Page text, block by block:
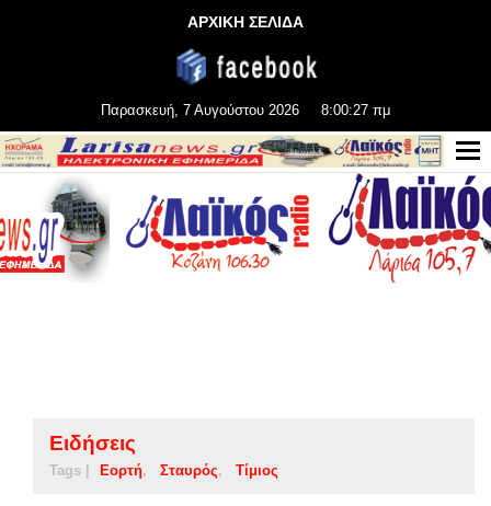
ΑΡΧΙΚΗ ΣΕΛΙΔΑ
Παρασκευή, 7 Αυγούστου 2026 8:00:27 πμ
Ειδήσεις
Tags | Εορτή Σταυρός Τίμιος